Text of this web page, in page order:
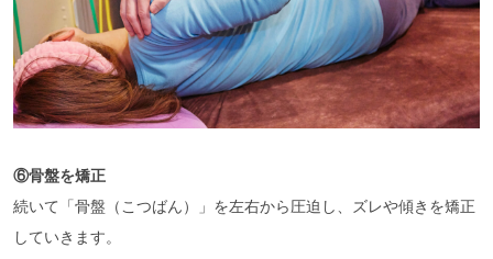
⑥骨盤を矯正
続いて「骨盤（こつばん）」を左右から圧迫し、ズレや傾きを矯正
していきます。